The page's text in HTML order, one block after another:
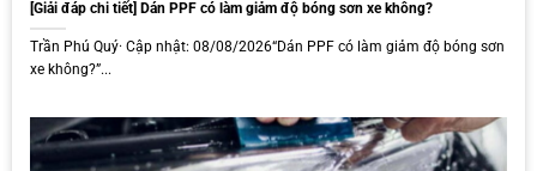
PPF Suntek có đa dạng các dòng sản phẩm
Vì chưa có độ phủ cao trên thị trường nên có nhiều anh em chủ xe
còn khá lăn tăn trước khi quyết định dán PPF Suntek cho ô tô.
[Giải đáp chi tiết] Dán PPF có làm giảm độ bóng sơn xe không?
Trần Phú Quý· Cập nhật: 08/08/2026“Dán PPF có làm giảm độ bóng sơn
xe không?”...